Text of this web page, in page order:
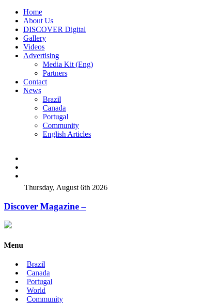
Home
About Us
DISCOVER Digital
Gallery
Videos
Advertising
Media Kit (Eng)
Partners
Contact
News
Brazil
Canada
Portugal
Community
English Articles
Thursday, August 6th 2026
Discover Magazine –
Menu
Brazil
Canada
Portugal
World
Community